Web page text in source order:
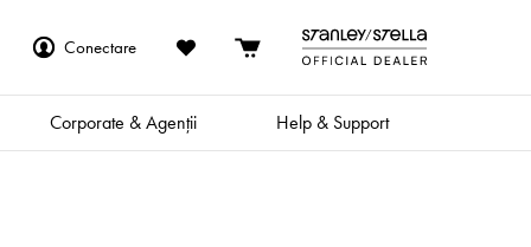
Conectare
Corporate & Agenții Help & Support